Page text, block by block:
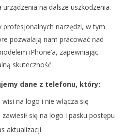
urządzenia na dalsze uszkodzenia.
profesjonalnych narzędzi, w tym
pozwalają nam pracować nad
iPhone’a, zapewniając
skuteczność.
dane z telefonu, który:
wisi na logo i nie włącza się
zawiesił się na logo i pasku postępu
aktualizacji